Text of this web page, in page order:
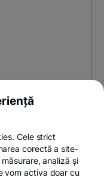
Cele strict
corectă a site-
analiză și
vom activa doar cu